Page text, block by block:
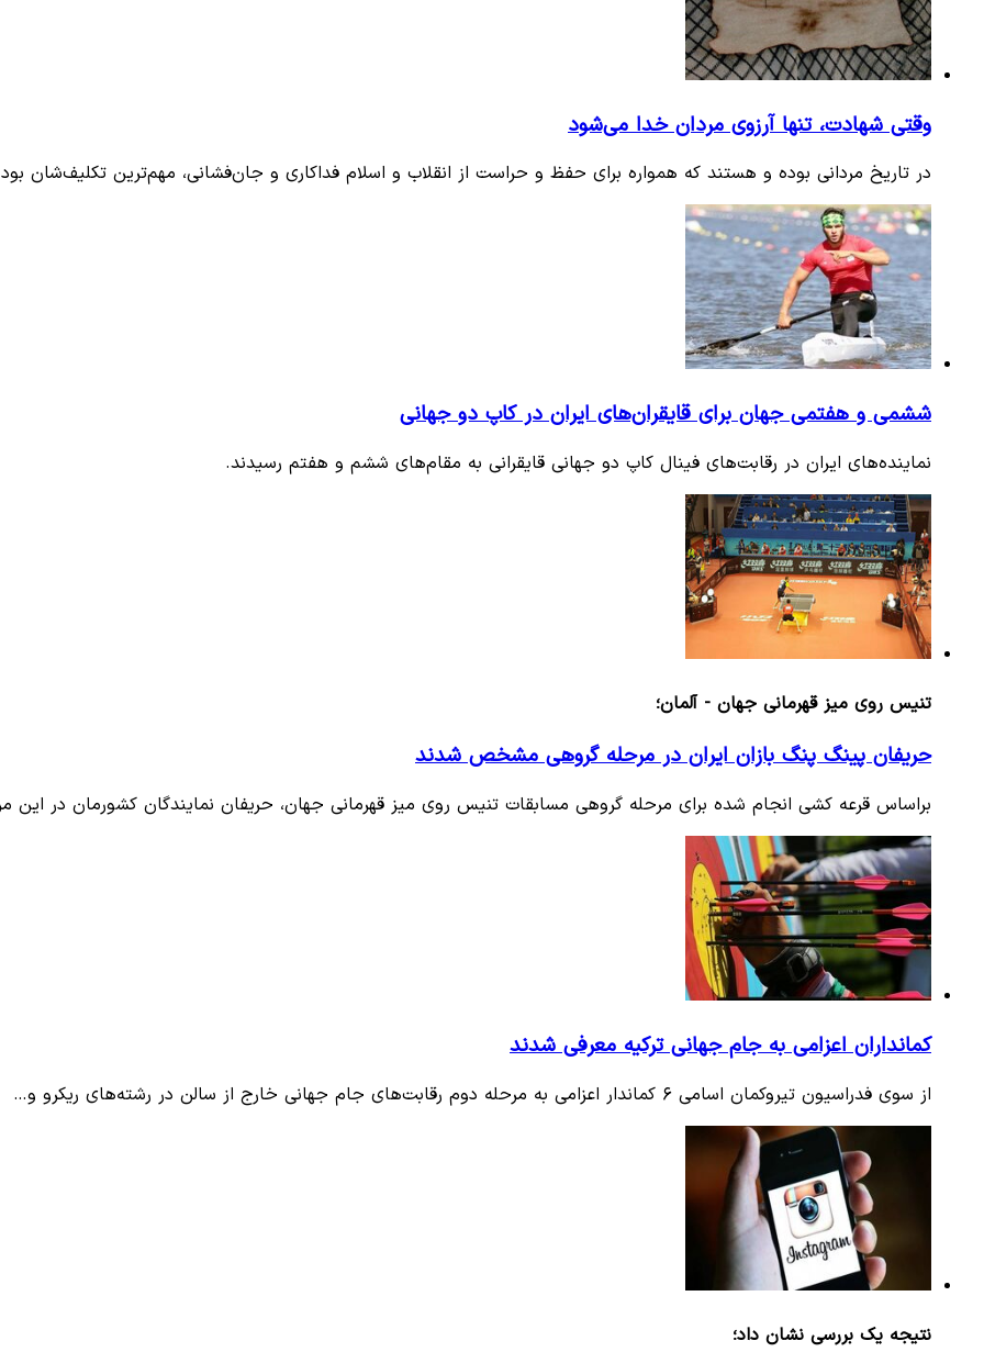
وقتی شهادت، تنها آرزوی مردان خدا می‌شود
در تاریخ مردانی بوده و هستند که همواره برای حفظ و حراست از انقلاب و اسلام فداکاری و جان‌فشانی، مهم‌ترین تکلیف‌شان
ششمی و هفتمی جهان برای قایقران‌های ایران در کاپ دو جهانی
نماینده‌های ایران در رقابت‌های فینال کاپ دو جهانی قایقرانی به مقام‌های ششم و هفتم رسیدند.
تنیس روی میز قهرمانی جهان - آلمان؛
حریفان پینگ پنگ بازان ایران در مرحله گروهی مشخص شدند
براساس قرعه کشی انجام شده برای مرحله گروهی مسابقات تنیس روی میز قهرمانی جهان، حریفان نمایندگان کشورمان در این
کمانداران اعزامی به جام جهانی ترکیه معرفی شدند
از سوی فدراسیون تیروکمان اسامی ۶ کماندار اعزامی به مرحله دوم رقابت‌های جام جهانی خارج از سالن در رشته‌های ریکرو و…
نتیجه یک بررسی نشان داد؛